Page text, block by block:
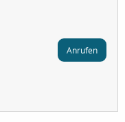
Anrufen